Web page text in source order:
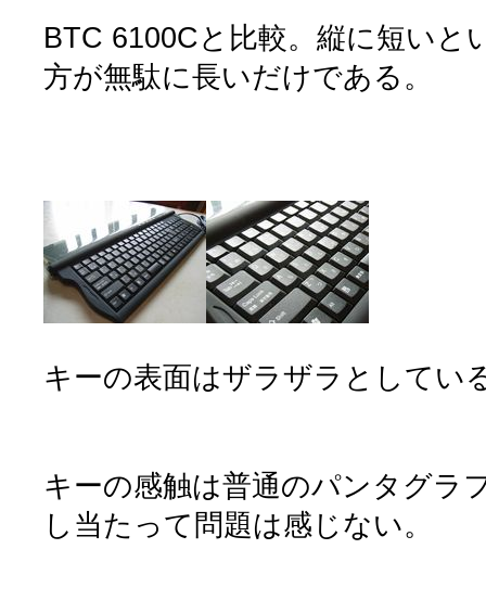
BTC 6100Cと比較。縦に短いと
方が無駄に長いだけである。
キーの表面はザラザラとしてい
キーの感触は普通のパンタグラ
し当たって問題は感じない。